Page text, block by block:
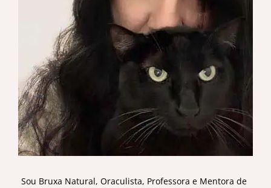
Sou Bruxa Natural, Oraculista, Professora e Mentora de